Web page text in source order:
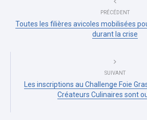
PRÉCÉDENT
Toutes les filières avicoles mobilisées
durant la crise
SUIVANT
Les inscriptions au Challenge Foie
Créateurs Culinaires sont